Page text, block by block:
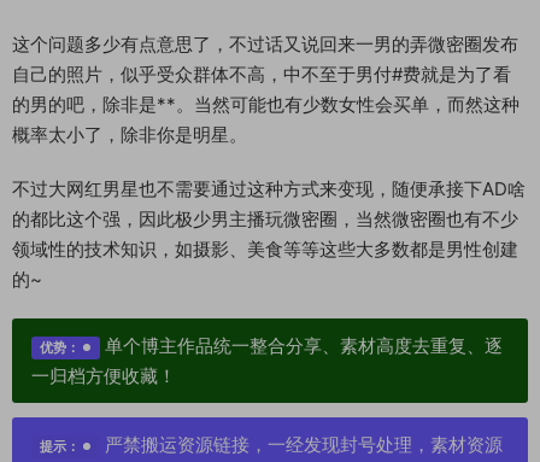
这个问题多少有点意思了，不过话又说回来一男的弄微密圈发布
自己的照片，似乎受众群体不高，中不至于男付#费就是为了看
的男的吧，除非是**。当然可能也有少数女性会买单，而然这种
概率太小了，除非你是明星。
不过大网红男星也不需要通过这种方式来变现，随便承接下AD啥
的都比这个强，因此极少男主播玩微密圈，当然微密圈也有不少
领域性的技术知识，如摄影、美食等等这些大多数都是男性创建
的~
优势：
单个博主作品统一整合分享、素材高度去重复、逐
一归档方便收藏！
提示：
严禁搬运资源链接，一经发现封号处理，素材资源